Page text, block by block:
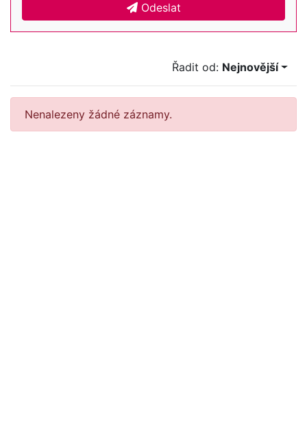
Odeslat
Řadit od: Nejnovější
Nenalezeny žádné záznamy.